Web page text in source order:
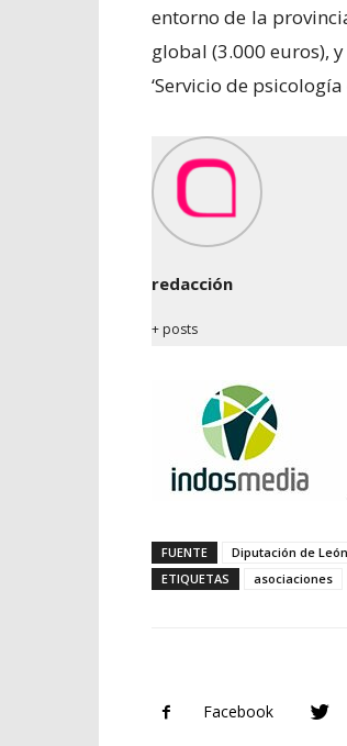
entorno de la
global (3.000 euros),
‘Servicio de
redacción
+ posts
FUENTE
Diputación de León
ETIQUETAS
asociaciones
Facebook